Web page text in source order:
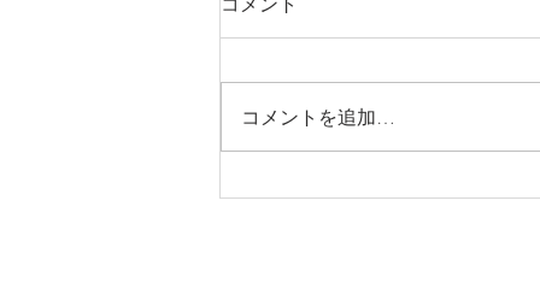
コメントを追加…